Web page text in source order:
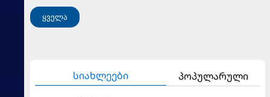
ყველა
სიახლეები პოპულარული